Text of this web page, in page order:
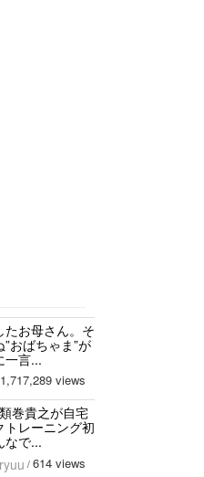
たお母さん。そ
おばちゃま”が
一言...
1,717,289 views
巻貴之が自宅
トレーニング初
なで...
ryuu / 614 views